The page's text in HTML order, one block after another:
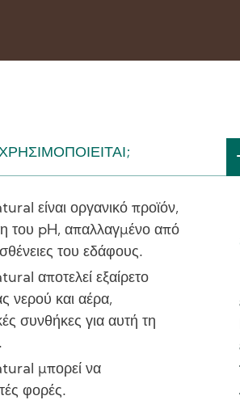
είναι οργανικό προϊόν,
του pH, απαλλαγμένο από
του εδάφους.
αποτελεί εξαίρετο
νερού και αέρα,
συνθήκες για αυτή τη
μπορεί να
φορές.